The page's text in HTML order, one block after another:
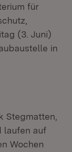
für
(3. Juni)
in
Stegmatten,
laufen auf
Wochen